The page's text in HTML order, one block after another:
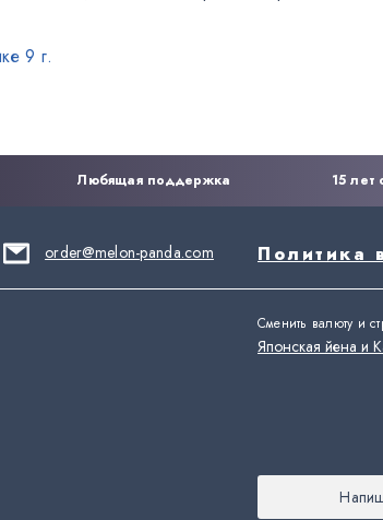
9 г.
Любящая поддержка 15 лет
order@melon-panda.com Политика
Сменить валюту и
Японская йена и